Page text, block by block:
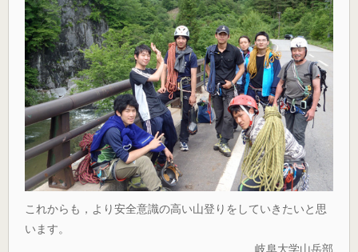
これからも，より安全意識の高い山登りをしていきたいと思
います。
岐阜大学山岳部